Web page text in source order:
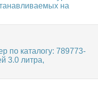
на
по каталогу: 789773-
3.0 литра,